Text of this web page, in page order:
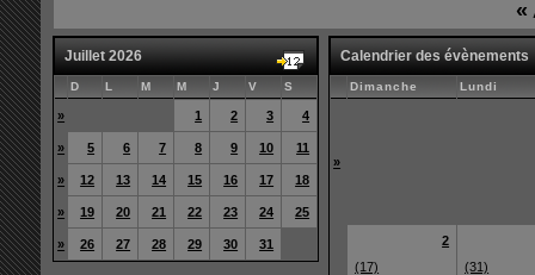
«
Juillet 2026
D L M M J V S
» 1 2 3 4
» 5 6 7 8 9 10 11
» 12 13 14 15 16 17 18
» 19 20 21 22 23 24 25
» 26 27 28 29 30 31
Calendrier des évènements
Dimanche Lundi
»
2
(17)
(31)